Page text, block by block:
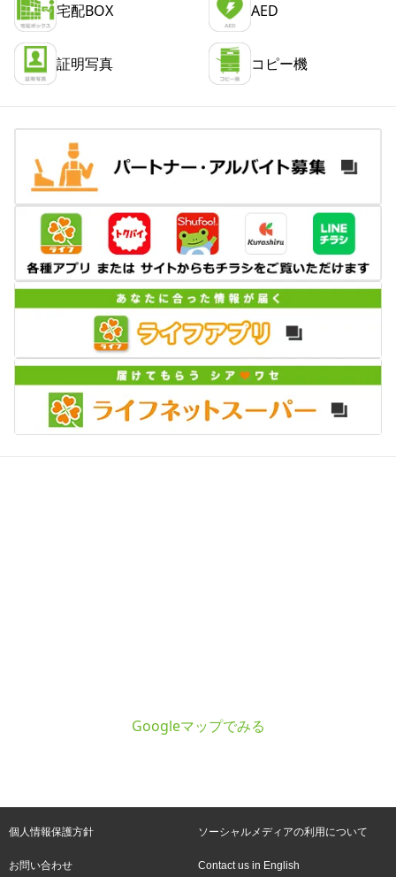
宅配BOX AED
証明写真 コピー機
Googleマップでみる
個人情報保護方針 ソーシャルメディアの利用について
お問い合わせ Contact us in English